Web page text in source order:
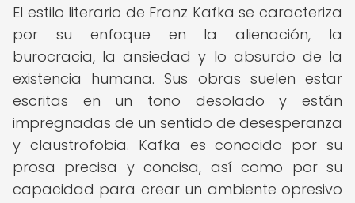
El estilo literario de Franz Kafka se caracteriza
por su enfoque en la alienación, la
burocracia, la ansiedad y lo absurdo de la
existencia humana. Sus obras suelen estar
escritas en un tono desolado y están
impregnadas de un sentido de desesperanza
y claustrofobia. Kafka es conocido por su
prosa precisa y concisa, así como por su
capacidad para crear un ambiente opresivo